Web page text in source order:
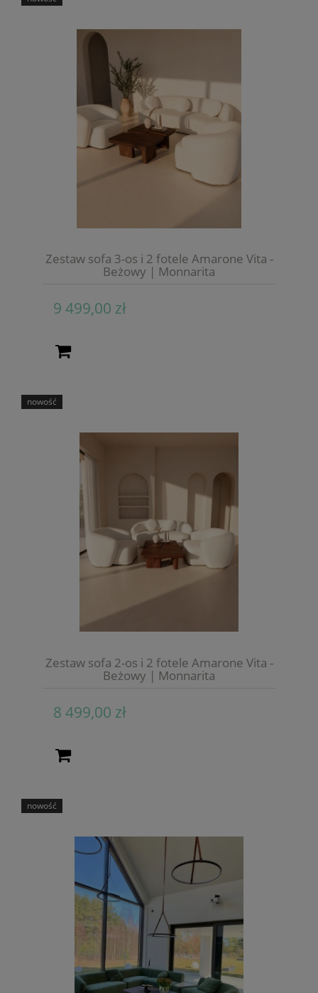
Zestaw sofa 3-os i 2 fotele Amarone Vita -
Beżowy | Monnarita
9 499,00 zł
Zestaw sofa 2-os i 2 fotele Amarone Vita -
Beżowy | Monnarita
8 499,00 zł
nowość
nowość